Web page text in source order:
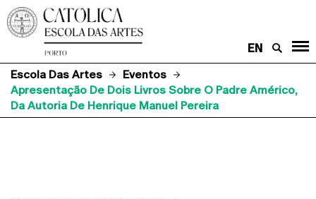
EN
Escola Das Artes
Eventos
Apresentação De Dois Livros Sobre O Padre Américo,
Da Autoria De Henrique Manuel Pereira